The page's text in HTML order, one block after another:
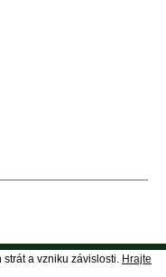
a vzniku závislosti. Hrajte